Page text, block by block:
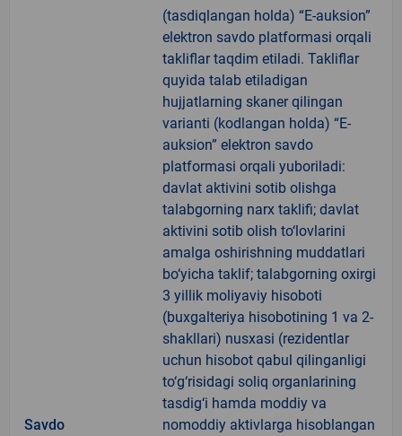
Savdo
(tasdiqlangan holda) “E-auksion”
elektron savdo platformasi orqali
takliflar taqdim etiladi. Takliflar
quyida talab etiladigan
hujjatlarning skaner qilingan
varianti (kodlangan holda) “E-
auksion” elektron savdo
platformasi orqali yuboriladi:
davlat aktivini sotib olishga
talabgorning narx taklifi; davlat
aktivini sotib olish to‘lovlarini
amalga oshirishning muddatlari
bo‘yicha taklif; talabgorning oxirgi
3 yillik moliyaviy hisoboti
(buxgalteriya hisobotining 1 va 2-
shakllari) nusxasi (rezidentlar
uchun hisobot qabul qilinganligi
to‘g‘risidagi soliq organlarining
tasdig‘i hamda moddiy va
nomoddiy aktivlarga hisoblangan